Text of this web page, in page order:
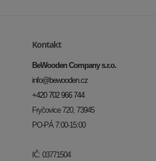
Kontakt
BeWooden Company s.r.o.
info@bewooden.cz
+420 702 966 744
Fryčovice 720, 73945
PO-PÁ 7:00-15:00
IČ: 03771504